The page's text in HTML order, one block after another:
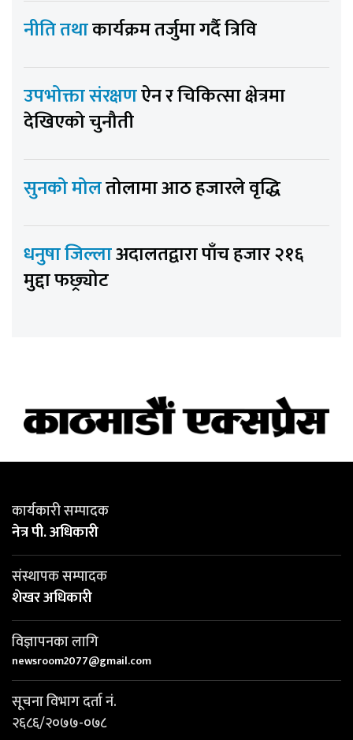
नीति तथाकार्यक्रम तर्जुमा गर्दै त्रिवि
उपभोक्ता संरक्षणऐन र चिकित्सा क्षेत्रमा
देखिएको चुनौती
सुनको मोलतोलामा आठ हजारले वृद्धि
धनुषा जिल्लाअदालतद्वारा पाँच हजार २१६
मुद्दा फछ्र्योट
कार्यकारी सम्पादक
नेत्र पी. अधिकारी
संस्थापक सम्पादक
शेखर अधिकारी
विज्ञापनका लागि
newsroom2077@gmail.com
सूचना विभाग दर्ता नं.
२६८६/२०७७-०७८